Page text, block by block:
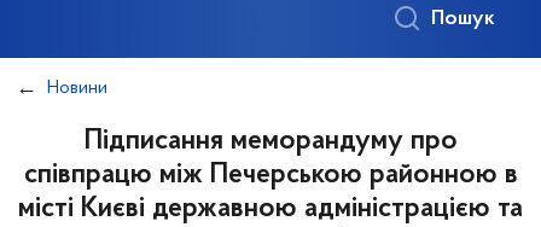
Пошук
Новини
Підписання меморандуму про
співпрацю між Печерською районною в
місті Києві державною адміністрацією та